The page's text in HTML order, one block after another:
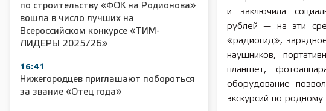
по строительству «ФОК на Родионова»
вошла в число лучших на
Всероссийском конкурсе «ТИМ-
ЛИДЕРЫ 2025/26»
16:41
Нижегородцев приглашают побороться
за звание «Отец года»
и заключила
рублей — на эти
«радиогид»,
наушников,
планшет,
оборудование
экскурсий по родному